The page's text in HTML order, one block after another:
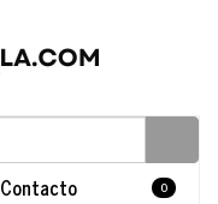
Contacto 0